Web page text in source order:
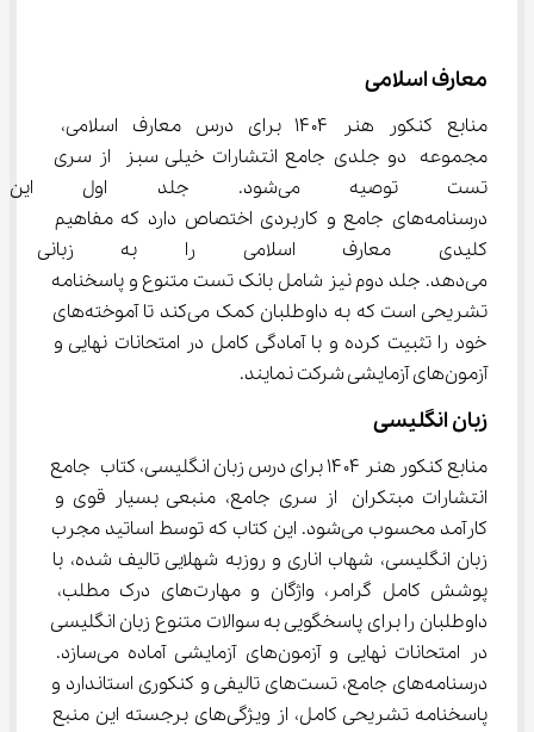
معارف اسلامی
منابع کنکور هنر ۱۴۰۴ برای درس معارف اسلامی،
مجموعه دو جلدی جامع انتشارات خیلی سبز از سری
تست توصیه می‌شود. جلد
درسنامه‌های جامع و کاربردی اختصاص دارد که مفاهیم
کلیدی معارف اسلامی را به
می‌دهد. جلد دوم نیز شامل بانک تست متنوع و پاسخنامه
تشریحی است که به داوطلبان کمک می‌کند تا آموخته‌های
خود را تثبیت کرده و با آمادگی کامل در امتحانات نهایی و
آزمون‌های آزمایشی شرکت نمایند.
زبان انگلیسی
منابع کنکور هنر ۱۴۰۴ برای درس زبان انگلیسی، کتاب جامع
انتشارات مبتکران از سری جامع، منبعی بسیار قوی و
کارآمد محسوب می‌شود. این کتاب که توسط اساتید مجرب
زبان انگلیسی، شهاب اناری و روزبه شهلایی تالیف شده، با
پوشش کامل گرامر، واژگان و مهارت‌های درک مطلب،
داوطلبان را برای پاسخگویی به سوالات متنوع زبان انگلیسی
در امتحانات نهایی و آزمون‌های آزمایشی آماده می‌سازد.
درسنامه‌های جامع، تست‌های تالیفی و کنکوری استاندارد و
پاسخنامه تشریحی کامل، از ویژگی‌های برجسته این منبع